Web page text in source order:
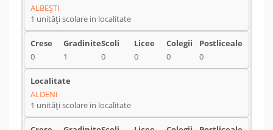
ALBEŞTI
1 unități scolare in localitate
0 1 0 0 0 0
ALDENI
1 unități scolare in localitate